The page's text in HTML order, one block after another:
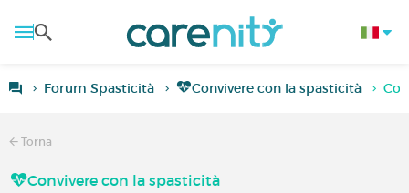
Forum Spasticità Convivere con la spasticità
Torna
Convivere con la spasticità